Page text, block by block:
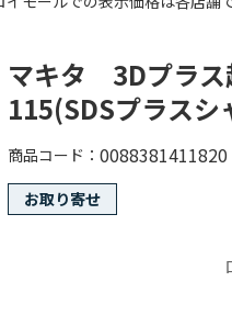
マキタ 3Dプラス
115(SDSプラス
商品コード 0088381411820
お取り寄せ